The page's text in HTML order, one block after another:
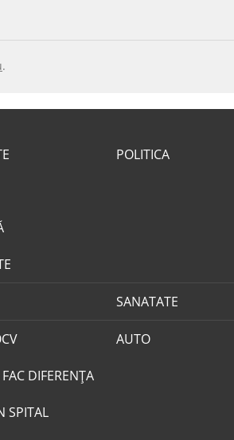
.
POLITICA
SANATATE
DIFERENȚA
SPITAL
AUTO